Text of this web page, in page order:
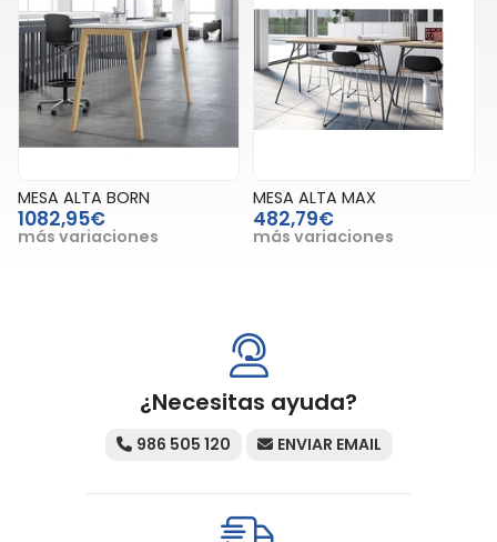
MESA ALTA BORN
1082,95€
más variaciones
MESA ALTA MAX
482,79€
más variaciones
¿Necesitas ayuda?
986 505 120 ENVIAR EMAIL